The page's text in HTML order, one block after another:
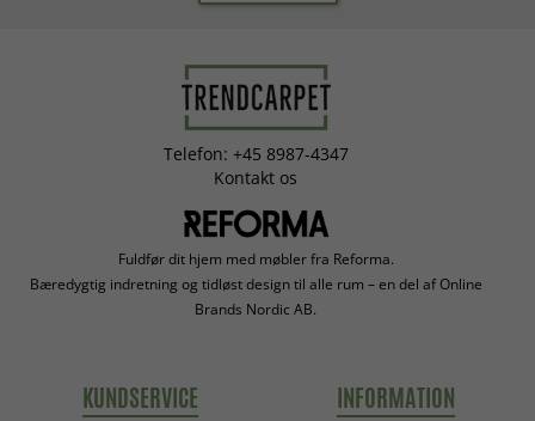
Telefon: +45 8987-4347
Kontakt os
Fuldfør dit hjem med møbler fra Reforma.
Bæredygtig indretning og tidløst design til alle rum – en del af Online
Brands Nordic AB.
KUNDSERVICE INFORMATION